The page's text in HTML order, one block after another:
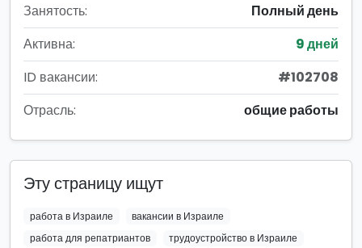
Занятость:
Полный день
Активна:
9 дней
ID вакансии:
#102708
Отрасль:
общие работы
Эту страницу ищут
работа в Израиле
вакансии в Израиле
работа для репатриантов
трудоустройство в Израиле